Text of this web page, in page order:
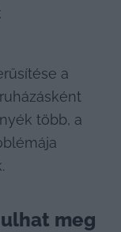
a
több, a
meg